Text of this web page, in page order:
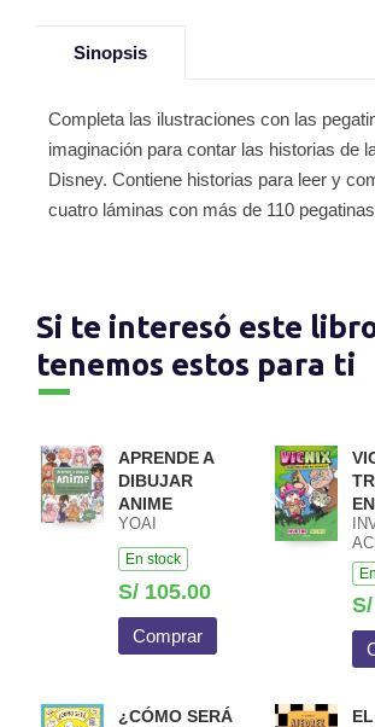
Sinopsis
Completa las ilustraciones con las
imaginación para contar las historias de
Disney. Contiene historias para leer y
cuatro láminas con más de 110
Si te interesó este
tenemos estos para ti
APRENDE A
DIBUJAR
ANIME
YOAI
En stock
S/ 105.00
Comprar
¿CÓMO SERÁ